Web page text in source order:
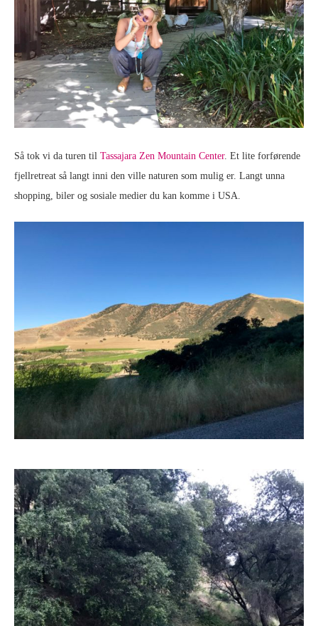
Så tok vi da turen til Tassajara Zen Mountain Center. Et lite forførende
fjellretreat så langt inni den ville naturen som mulig er. Langt unna
shopping, biler og sosiale medier du kan komme i USA.